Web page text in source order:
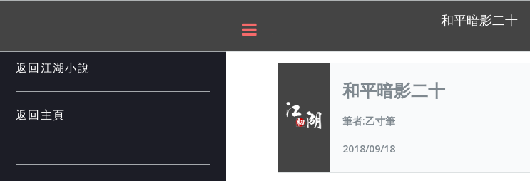
和平暗影二十
和平暗影二十
筆者:乙寸筆
2018/09/18
返回江湖小說
返回主頁